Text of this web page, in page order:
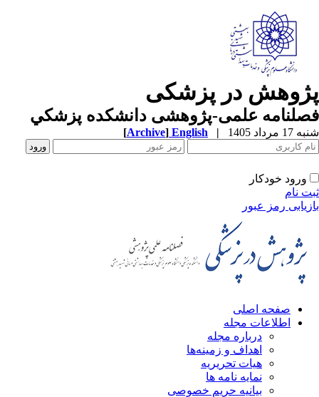
در پزشکی
علمی-پژوهشی دانشکده پزشکي
مرداد 1405 |
English
[Archive]
ورود خودکار
نام
رمز عبور
صفحه اصلی
اطلاعات مجله
درباره مجله
اهداف و زمینه‌ها
هیات تحریریه
نمایه نامه ها
بیانیه حریم خصوصی